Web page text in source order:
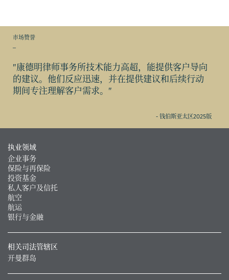
市场赞誉
"康德明律师事务所技术能力高超，能提供客户导向
的建议。他们反应迅速，并在提供建议和后续行动
期间专注理解客户需求。"
- 钱伯斯亚太区2025版
执业领域
企业事务
保险与再保险
投资基金
私人客户及信托
航空
航运
银行与金融
相关司法管辖区
开曼群岛